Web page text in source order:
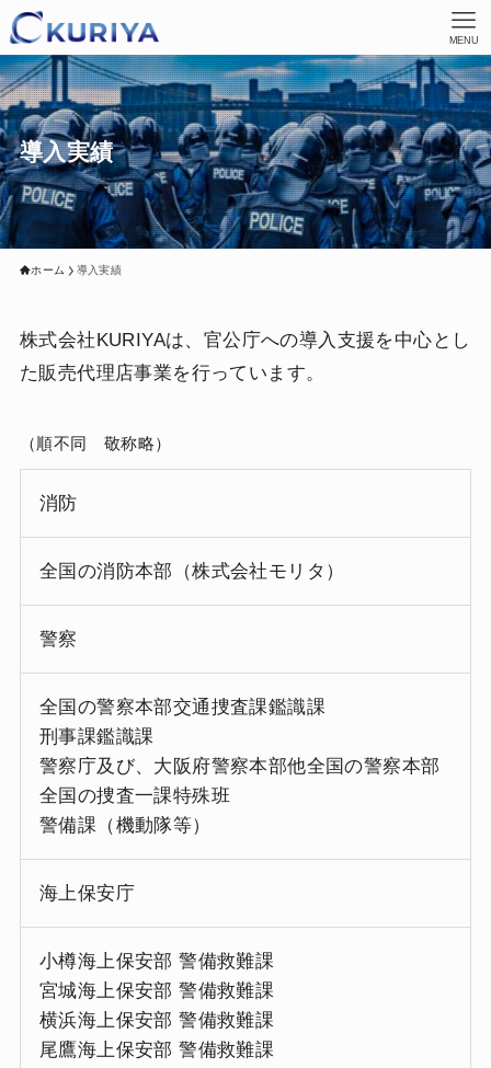
MENU
導入実績
ホーム 導入実績
株式会社KURIYAは、官公庁への導入支援を中心とし
た販売代理店事業を行っています。
（順不同 敬称略）
消防
全国の消防本部（株式会社モリタ）
警察
全国の警察本部交通捜査課鑑識課
刑事課鑑識課
警察庁及び、大阪府警察本部他全国の警察本部
全国の捜査一課特殊班
警備課（機動隊等）
海上保安庁
小樽海上保安部 警備救難課
宮城海上保安部 警備救難課
横浜海上保安部 警備救難課
尾鷹海上保安部 警備救難課